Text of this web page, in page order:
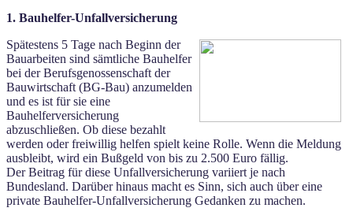
1. Bauhelfer-Unfallversicherung
Spätestens 5 Tage nach Beginn der
Bauarbeiten sind sämtliche Bauhelfer
bei der Berufsgenossenschaft der
Bauwirtschaft (BG-Bau) anzumelden
und es ist für sie eine
Bauhelferversicherung
abzuschließen. Ob diese bezahlt
werden oder freiwillig helfen spielt keine Rolle. Wenn die Meldung
ausbleibt, wird ein Bußgeld von bis zu 2.500 Euro fällig.
Der Beitrag für diese Unfallversicherung variiert je nach
Bundesland. Darüber hinaus macht es Sinn, sich auch über eine
private Bauhelfer-Unfallversicherung Gedanken zu machen.